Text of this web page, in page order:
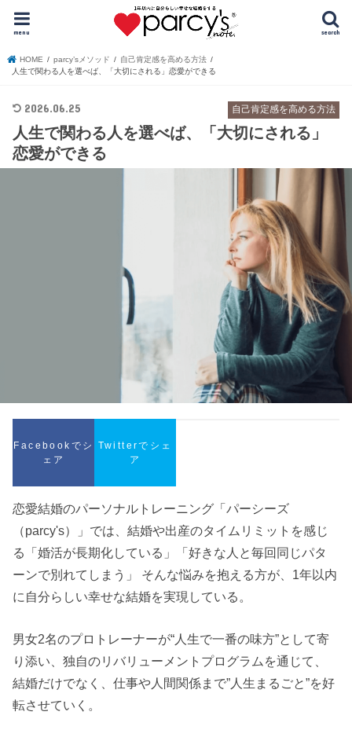
search
menu
HOME parcy’sメソッド
自己肯定感を高める方法
人生で関わる人を選べば、「大切にされる」恋愛ができる
自己肯定感を高める方法
2026.06.25
人生で関わる人を選べば、「大切にされる」
恋愛ができる
Facebookでシ
ェア
Twitterでシェ
ア
恋愛結婚のパーソナルトレーニング「パーシーズ
（parcy's）」では、結婚や出産のタイムリミットを感じ
る「婚活が長期化している」「好きな人と毎回同じパタ
ーンで別れてしまう」 そんな悩みを抱える方が、1年以内
に自分らしい幸せな結婚を実現している。
男女2名のプロトレーナーが“人生で一番の味方”として寄
り添い、独自のリバリューメントプログラムを通じて、
結婚だけでなく、仕事や人間関係まで”人生まるごと”を好
転させていく。